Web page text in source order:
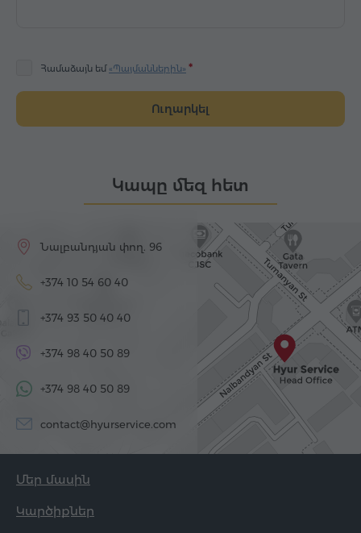
Համաձայն եմ «Պայմաններին»
Ուղարկել
Կապը մեզ հետ
Նալբանդյան փող. 96
+374 10 54 60 40
+374 93 50 40 40
+374 98 40 50 89
+374 98 40 50 89
contact@hyurservice.com
Մեր մասին
Կարծիքներ